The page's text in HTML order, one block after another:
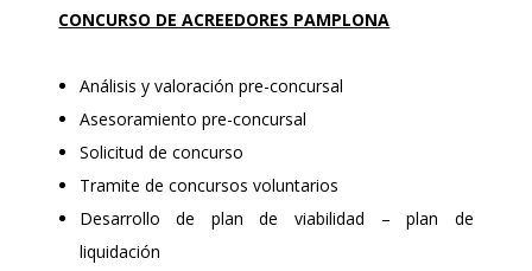
CONCURSO DE ACREEDORES PAMPLONA
Análisis y valoración pre-concursal
Asesoramiento pre-concursal
Solicitud de concurso
Tramite de concursos voluntarios
Desarrollo de plan de viabilidad – plan de
liquidación